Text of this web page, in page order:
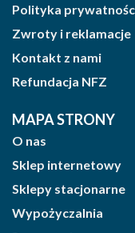
Polityka
Zwroty i reklamacje
Kontakt z nami
Refundacja NFZ
MAPA STRONY
O nas
Sklep internetowy
Sklepy stacjonarne
Wypożyczalnia